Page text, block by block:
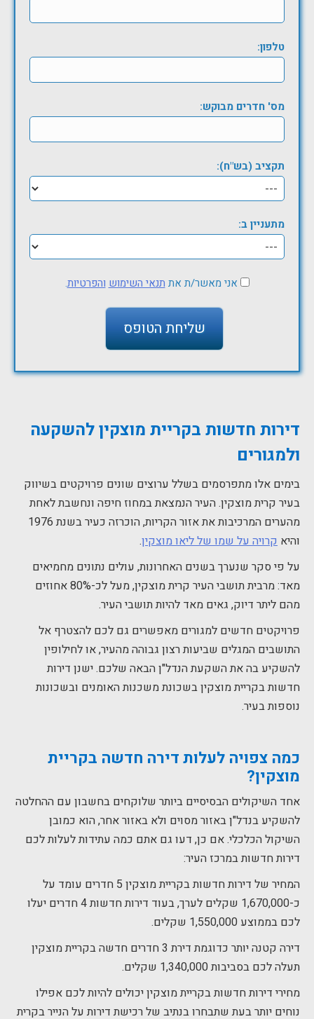
טלפון:
מס' חדרים מבוקש:
תקציב (בש"ח):
מתעניין ב:
אני מאשר/ת את תנאי השימוש והפרטיות.
דירות חדשות בקריית מוצקין להשקעה
ולמגורים
בימים אלו מתפרסמים בשלל ערוצים שונים פרויקטים בשיווק
בעיר קרית מוצקין. העיר הנמצאת במחוז חיפה ונחשבת לאחת
מהערים המרכיבות את אזור הקריות, הוכרזה כעיר בשנת 1976
והיא קרויה על שמו של ליאו מוצקין.
על פי סקר שנערך בשנים האחרונות, עולים נתונים מחמיאים
מאד: מרבית תושבי העיר קרית מוצקין, מעל לכ-80% אחוזים
מהם ליתר דיוק, גאים מאד להיות תושבי העיר.
פרויקטים חדשים למגורים מאפשרים גם לכם להצטרף אל
התושבים המגלים שביעות רצון גבוהה מהעיר, או לחילופין
להשקיע בה את השקעת הנדל"ן הבאה שלכם. ישנן דירות
חדשות בקריית מוצקין בשכונת משכנות האומנים ובשכונות
נוספות בעיר.
כמה צפויה לעלותדירה חדשה בקריית
מוצקין?
אחד השיקולים הבסיסיים ביותר שלוקחים בחשבון עם ההחלטה
להשקיע בנדל"ן באזור מסוים ולא באזור אחר, הוא כמובן
השיקול הכלכלי. אם כן, דעו גם אתם כמה עתידות לעלות לכם
דירות חדשות במרכז העיר:
המחיר של דירות חדשות בקריית מוצקין 5 חדרים עומד על
כ-1,670,000 שקלים לערך, בעוד דירות חדשות 4 חדרים יעלו
לכם בממוצע 1,550,000 שקלים.
דירה קטנה יותר כדוגמת דירת 3 חדרים חדשה בקריית מוצקין
תעלה לכם בסביבות 1,340,000 שקלים.
מחירי דירות חדשות בקריית מוצקין יכולים להיות לכם אפילו
נוחים יותר בעת שתבחרו בנתיב של רכישת דירות על הנייר בקרית